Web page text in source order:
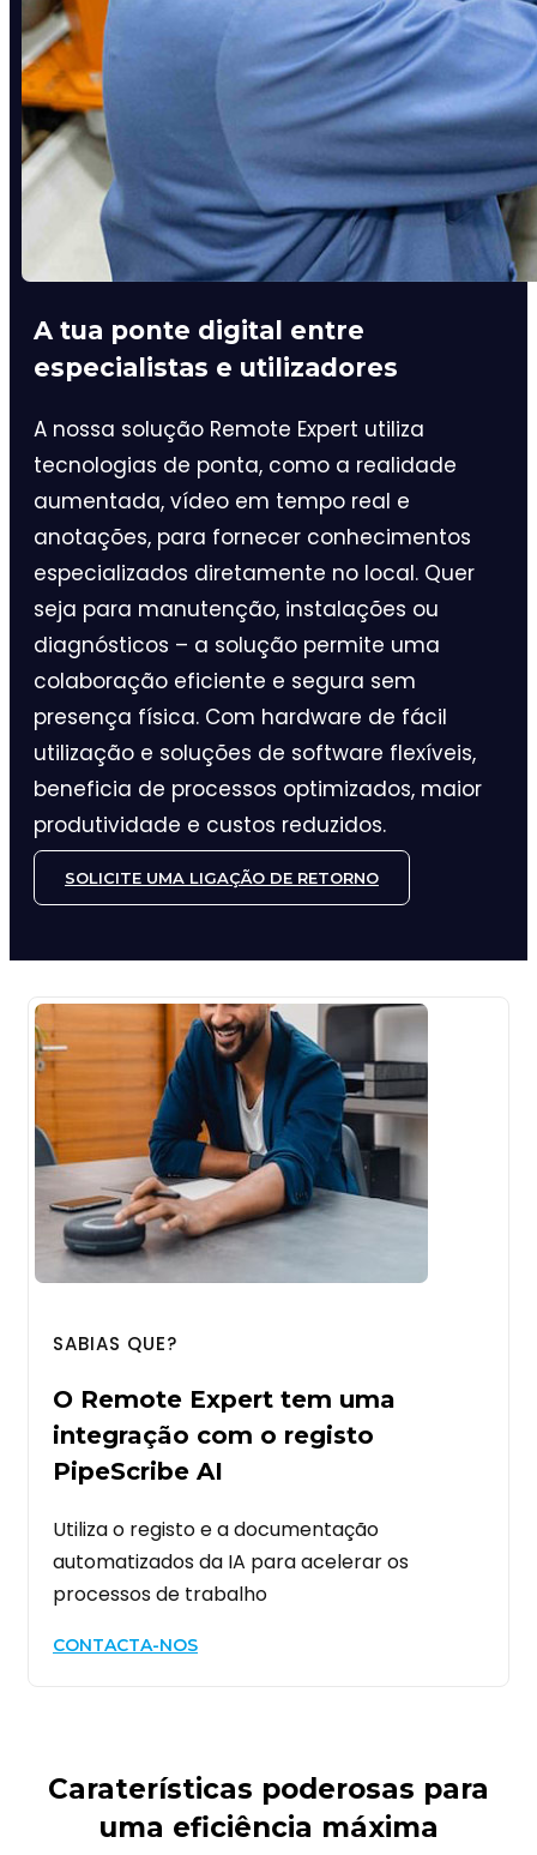
A tua ponte digital entre
especialistas e utilizadores
A nossa solução Remote Expert utiliza
tecnologias de ponta, como a realidade
aumentada, vídeo em tempo real e
anotações, para fornecer conhecimentos
especializados diretamente no local. Quer
seja para manutenção, instalações ou
diagnósticos – a solução permite uma
colaboração eficiente e segura sem
presença física. Com hardware de fácil
utilização e soluções de software flexíveis,
beneficia de processos optimizados, maior
produtividade e custos reduzidos.
SOLICITE UMA LIGAÇÃO DE RETORNO
SABIAS QUE?
O Remote Expert tem uma
integração com o registo
PipeScribe AI
Utiliza o registo e a documentação
automatizados da IA para acelerar os
processos de trabalho
CONTACTA-NOS
Caraterísticas poderosas para
uma eficiência máxima